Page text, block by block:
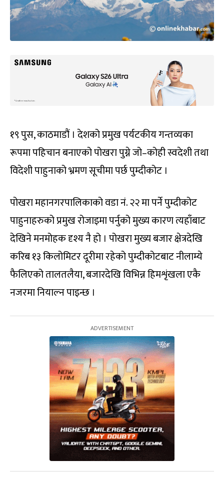
१९ पुस, काठमाडौं । देशको प्रमुख पर्यटकीय गन्तव्यका
रूपमा पहिचान बनाएको पोखरा पुग्ने जो–कोही स्वदेशी तथा
विदेशी पाहुनाको भ्रमण सूचीमा पर्छ पुम्दीकोट ।
पोखरा महानगरपालिकाको वडा नं. २२ मा पर्ने पुम्दीकोट
पाहुनाहरुको प्रमुख रोजाइमा पर्नुको मुख्य कारण त्यहाँबाट
देखिने मनमोहक दृश्य नै हो । पोखरा मुख्य बजार क्षेत्रदेखि
करिब १३ किलोमिटर दूरीमा रहेको पुम्दीकोटबाट नीलाम्ये
फैलिएको तालतलैया, बजारदेखि विभिन्न हिमशृंखला एकै
नजरमा नियाल्न पाइन्छ ।